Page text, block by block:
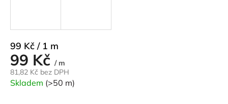
99 Kč / m
81,82 Kč bez DPH
Měrná
cena:
99 Kč / 1 m
Skladem (>50 m)